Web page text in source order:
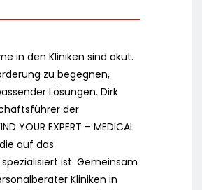
in den Kliniken sind akut.
zu begegnen,
Lösungen. Dirk
der
YOUR EXPERT – MEDICAL
die auf das
ist. Gemeinsam
Kliniken in